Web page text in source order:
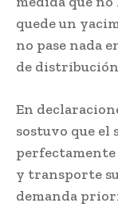
quede un
no pase nada
de
En
sostuvo que el
perfectamente
y transporte
demanda